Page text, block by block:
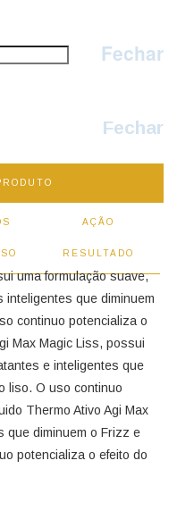
Fechar
Fechar
AÇÃO
RESULTADO
uma formulação suave,
inteligentes que diminuem
continuo potencializa o
Max Magic Liss, possui
e inteligentes que
liso. O uso continuo
Thermo Ativo Agi Max
que diminuem o Frizz e
potencializa o efeito do